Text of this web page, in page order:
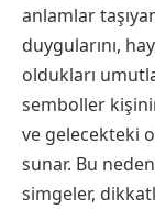
anlamlar
duygularını,
oldukları
semboller
ve gelecekteki
sunar. Bu
simgeler,